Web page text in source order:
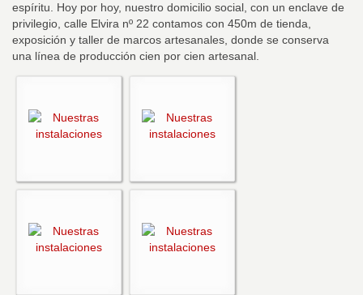
espíritu. Hoy por hoy, nuestro domicilio social, con un enclave de
privilegio, calle Elvira nº 22 contamos con 450m de tienda,
exposición y taller de marcos artesanales, donde se conserva
una línea de producción cien por cien artesanal.